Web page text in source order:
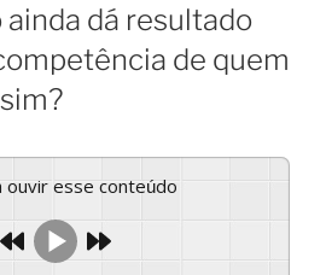
dá resultado
de quem
ouvir esse conteúdo